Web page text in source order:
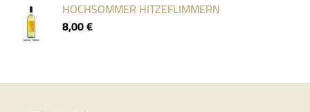
HOCHSOMMER HITZEFLIMMERN
8,00€